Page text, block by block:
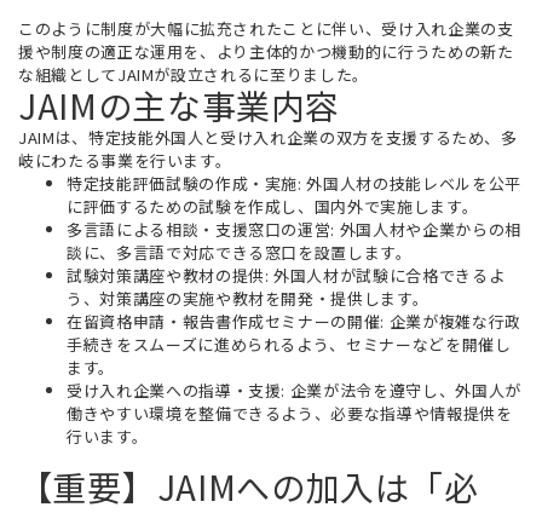
このように制度が大幅に拡充されたことに伴い、受け入れ企業の支
援や制度の適正な運用を、より主体的かつ機動的に行うための新た
な組織としてJAIMが設立されるに至りました。
JAIMの主な事業内容
JAIMは、特定技能外国人と受け入れ企業の双方を支援するため、多
岐にわたる事業を行います。
特定技能評価試験の作成・実施: 外国人材の技能レベルを公平
に評価するための試験を作成し、国内外で実施します。
多言語による相談・支援窓口の運営: 外国人材や企業からの相
談に、多言語で対応できる窓口を設置します。
試験対策講座や教材の提供: 外国人材が試験に合格できるよ
う、対策講座の実施や教材を開発・提供します。
在留資格申請・報告書作成セミナーの開催: 企業が複雑な行政
手続きをスムーズに進められるよう、セミナーなどを開催し
ます。
受け入れ企業への指導・支援: 企業が法令を遵守し、外国人が
働きやすい環境を整備できるよう、必要な指導や情報提供を
行います。
【重要】JAIMへの加入は「必